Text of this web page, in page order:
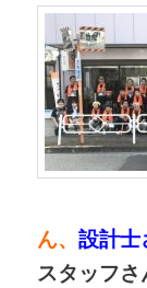
ん、設計士
スタッフさ